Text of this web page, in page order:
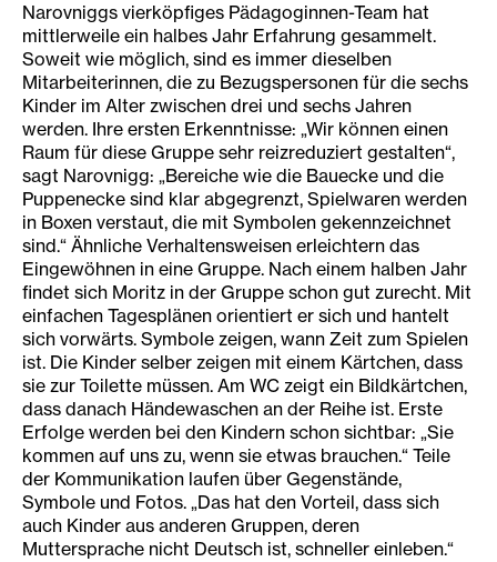
Narovniggs vierköpfiges Pädagoginnen-Team hat
mittlerweile ein halbes Jahr Erfahrung gesammelt.
Soweit wie möglich, sind es immer dieselben
Mitarbeiterinnen, die zu Bezugspersonen für die sechs
Kinder im Alter zwischen drei und sechs Jahren
werden. Ihre ersten Erkenntnisse: „Wir können einen
Raum für diese Gruppe sehr reizreduziert gestalten“,
sagt Narovnigg: „Bereiche wie die Bauecke und die
Puppenecke sind klar abgegrenzt, Spielwaren werden
in Boxen verstaut, die mit Symbolen gekennzeichnet
sind.“ Ähnliche Verhaltensweisen erleichtern das
Eingewöhnen in eine Gruppe. Nach einem halben Jahr
findet sich Moritz in der Gruppe schon gut zurecht. Mit
einfachen Tagesplänen orientiert er sich und hantelt
sich vorwärts. Symbole zeigen, wann Zeit zum Spielen
ist. Die Kinder selber zeigen mit einem Kärtchen, dass
sie zur Toilette müssen. Am WC zeigt ein Bildkärtchen,
dass danach Händewaschen an der Reihe ist. Erste
Erfolge werden bei den Kindern schon sichtbar: „Sie
kommen auf uns zu, wenn sie etwas brauchen.“ Teile
der Kommunikation laufen über Gegenstände,
Symbole und Fotos. „Das hat den Vorteil, dass sich
auch Kinder aus anderen Gruppen, deren
Muttersprache nicht Deutsch ist, schneller einleben.“